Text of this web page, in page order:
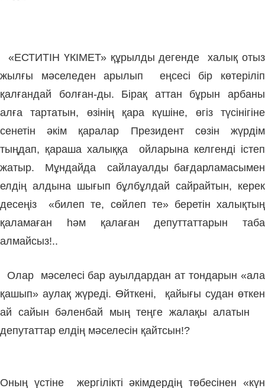
«ЕСТИТІН ҮКІМЕТ» құрылды дегенде халық отыз
жылғы мәселеден арылып еңсесі бір көтеріліп
қалғандай болған-ды. Бірақ аттан бұрын арбаны
алға тартатын, өзінің қара күшіне, өгіз түсінігіне
сенетін әкім қаралар Президент сөзін жүрдім
тыңдап, қараша халыққа ойларына келгенді істеп
жатыр. Мұндайда сайлауалды бағдарламасымен
елдің алдына шығып бұлбұлдай сайрайтын, керек
десеңіз «билеп те, сөйлеп те» беретін халықтың
қаламаған һәм қалаған депуттаттарын таба
алмайсыз!..
Олар мәселесі бар ауылдардан ат тондарын «ала
қашып» аулақ жүреді. Өйткені, қайығы судан өткен
ай сайын бәленбай мың теңге жалақы алатын
депутаттар елдің мәселесін қайтсын!?
Оның үстіне жергілікті әкімдердің төбесінен «күн